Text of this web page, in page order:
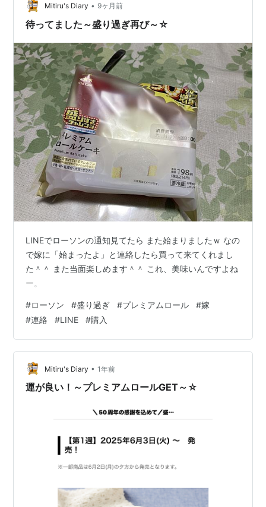
Mitiru's Diary • 9ヶ月前
待ってました～盛り過ぎ再び～☆
LINEでローソンの通知見てたら また始まりましたｗ なの
で嫁に「始まったよ」と連絡したら買って来てくれまし
た＾＾ また当面楽しめます＾＾ これ、美味いんですよね
ー。
#ローソン #盛り過ぎ #プレミアムロール #嫁
#連絡 #LINE #購入
Mitiru's Diary • 1年前
運が良い！～プレミアムロールGET～☆